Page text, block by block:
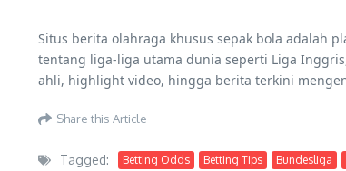
Situs berita olahraga khusus sepak bola adalah
tentang liga-liga utama dunia seperti Liga
ahli, highlight video, hingga berita terkini
Share this Article
Tagged: Betting Odds Betting Tips Bundesliga